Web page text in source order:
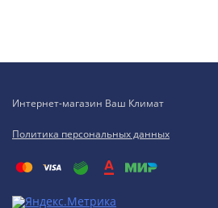
Интернет-магазин Ваш Климат
Политика персональных данных